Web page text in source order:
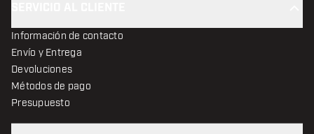
Información de contacto
Envío y Entrega
Devoluciones
Métodos de pago
Presupuesto